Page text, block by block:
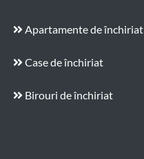
Apartamente de închiriat
Case de închiriat
Birouri de închiriat